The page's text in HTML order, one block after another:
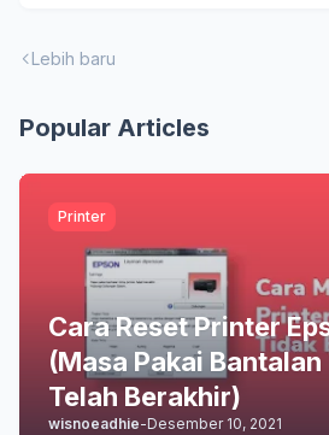
Lebih baru
Popular Articles
Printer
Cara Reset Printer
(Masa Pakai
Telah Berakhir)
wisnoeadhie-Desember 10, 2021